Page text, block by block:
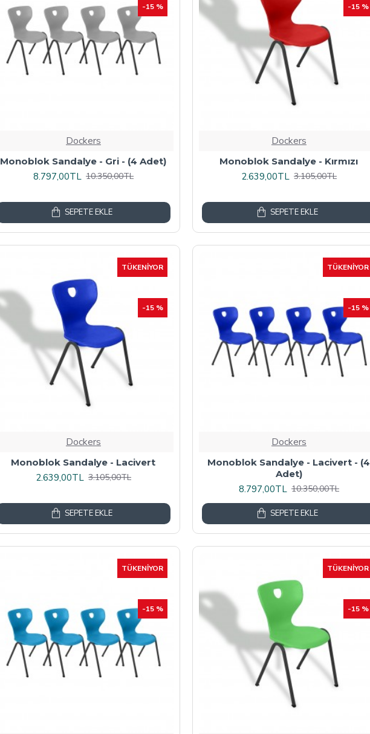
-15 %
Dockers
Monoblok Sandalye - Gri - (4 Adet)
8.797,00TL 10.350,00TL
SEPETE EKLE
-15 %
Dockers
Monoblok Sandalye - Kırmızı
2.639,00TL 3.105,00TL
SEPETE EKLE
TÜKENIYOR
-15 %
Dockers
Monoblok Sandalye - Lacivert
2.639,00TL 3.105,00TL
SEPETE EKLE
TÜKENIYOR
-15 %
Dockers
Monoblok Sandalye - Lacivert - (4
Adet)
8.797,00TL 10.350,00TL
SEPETE EKLE
TÜKENIYOR
-15 %
TÜKENIYOR
-15 %